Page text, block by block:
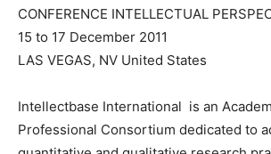
CONFERENCE INTELLECTUAL
15 to 17 December 2011
LAS VEGAS, NV United States
Intellectbase International is an
Professional Consortium dedicated to